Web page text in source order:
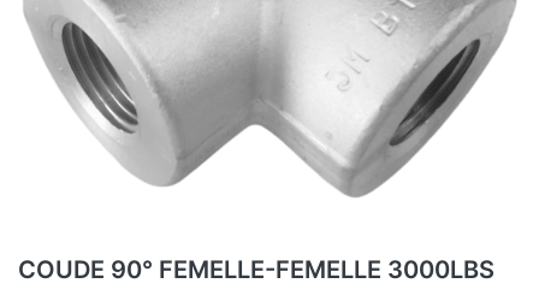
COUDE 90° FEMELLE-FEMELLE 3000LBS